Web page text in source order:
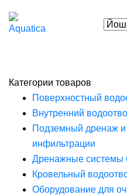
Категории товаров
Поверхностный
Внутренний
Подземный дренаж и
инфильтрации
Дренажные системы
Кровельный
Оборудование для